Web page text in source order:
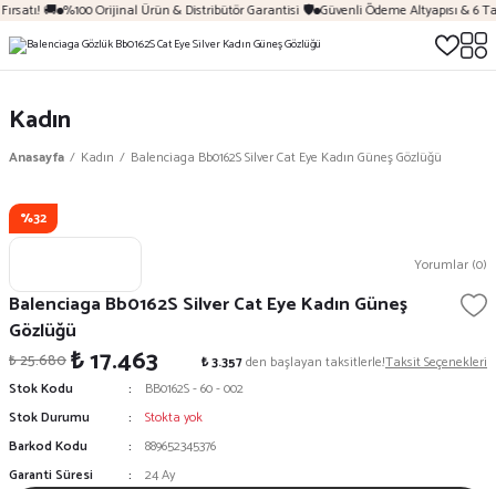
🚚 %100 Orijinal Ürün & Distribütör Garantisi 🛡️ Güvenli Ödeme Altyapısı & 6
Kadın
Anasayfa Kadın Balenciaga Bb0162S Silver Cat Eye Kadın Güneş Gözlüğü
%32
Yorumlar (0)
Balenciaga Bb0162S Silver Cat Eye Kadın Güneş
Gözlüğü
₺ 25.680₺ 17.463 ₺ 3.357den başlayan taksitlerle!Taksit Seçenekleri
Stok Kodu
BB0162S - 60 - 002
Stok Durumu
Stokta yok
Barkod Kodu
889652345376
Garanti Süresi
24 Ay